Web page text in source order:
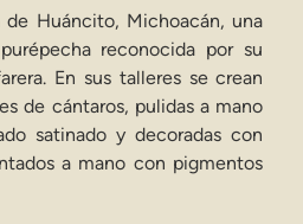
de Huáncito, Michoacán, una
reconocida por su
En sus talleres se crean
de cántaros, pulidas a mano
satinado y decoradas con
a mano con pigmentos